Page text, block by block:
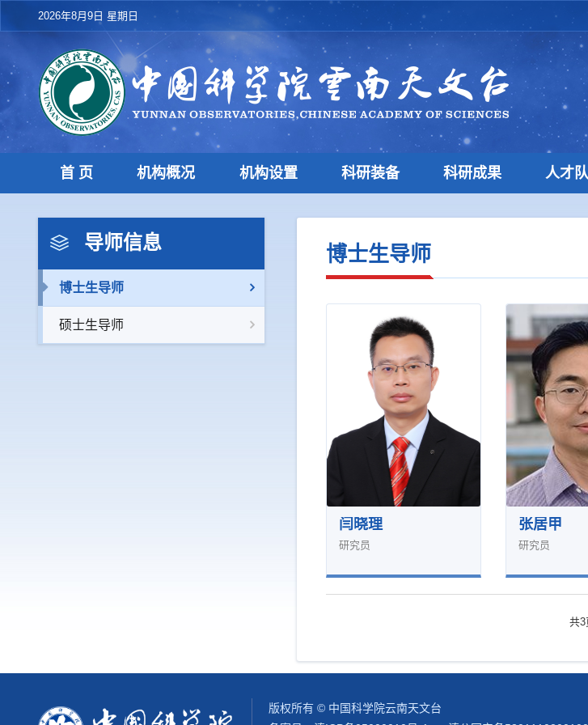
2026年8月9日 星期日
首 页 机构概况 机构设置 科研装备 科研成果 人才
导师信息
博士生导师
硕士生导师
博士生导师
闫晓理
研究员
张居甲
研究员
共3
版权所有 © 中国科学院云南天文台